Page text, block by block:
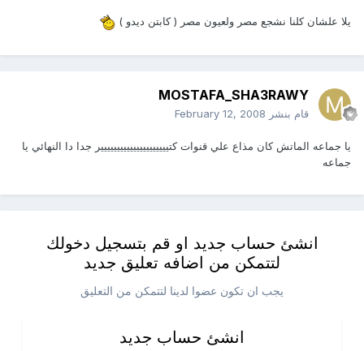
يلا علشان كلنا نشجع مصر ولعيون مصر ( كابتن ديدو )
MOSTAFA_SHA3RAWY
قام بنشر February 12, 2008
يا جماعه الماتش كان مذاع علي قنوات كتييييييييييييييييييييير جدا دا النهائي يا
جماعه
انشئ حساب جديد او قم بتسجيل دخولك
لتتمكن من اضافه تعليق جديد
يجب ان تكون عضوا لدينا لتتمكن من التعليق
انشئ حساب جديد